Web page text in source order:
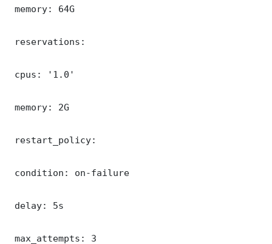
memory: 64G
reservations:
cpus: '1.0'
memory: 2G
restart_policy:
condition: on-failure
delay: 5s
max_attempts: 3